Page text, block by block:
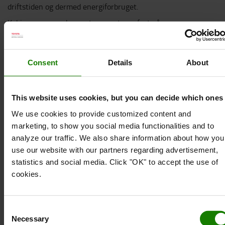
Consent Details About
This website uses cookies, but you can decide which ones
We use cookies to provide customized content and
marketing, to show you social media functionalities and to
analyze our traffic. We also share information about how you
use our website with our partners regarding advertisement,
statistics and social media. Click "OK" to accept the use of
cookies.
Selection
Necessary
driftstiden og dermed energiforbruget.
Kabinevarmeren kan enten monteres fast på
truckens midterkonsol eller fastgøres på en skinne
med et velcrobånd (tilbehør). Kabinevarmerne er så
små og lette, at man kan lade dem sidde året
holder under kabinens bundmåtte, hvor varmeren
Teknisk specifikation
Kontakt/stik: Schuko
Spænding: 230V +5%/-10%
Output ved minus 25°C: 2100/1300W
Nominelt output/effekt: 2100W
Driftstemperatur: -40°C / +80°C